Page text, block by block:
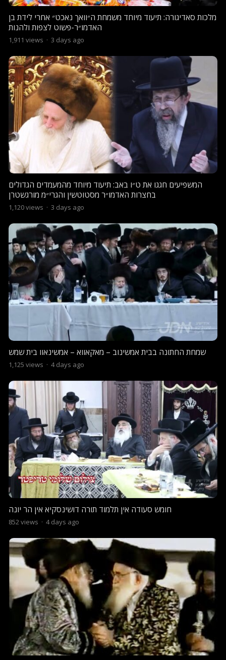
מלכות סאדיגורה: תיעוד מיוחד משמחת ה״וואך נאכט״ אחרי לידת בן
האדמו״ר-פשוט לצפות ולהנות
1,911 views · 3 days ago
המשפיעים חגגו את ט״ו באב: תיעוד מיוחד מהמעמדים הגדולים
בחצרות האדמו״ר מסטוטשין והגרי״מ מורגשטרן
1,120views · 3 days ago
שמחת החתונה בבית אמשינוב – מאקאווא – אמשינאוו בית שמש
1,125 views · 4 days ago
חומש סעודה אין תלמוד תורה דושינסקיא אין הר יונה
852views · 4 days ago